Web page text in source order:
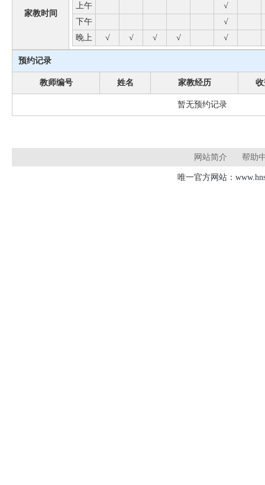
家教时间
上午
√
下午
√
晚上
√ √ √ √ √
预约记录
教师编号 姓名 家教经历
暂无预约记录
网站简介 帮助
唯一官方网站：